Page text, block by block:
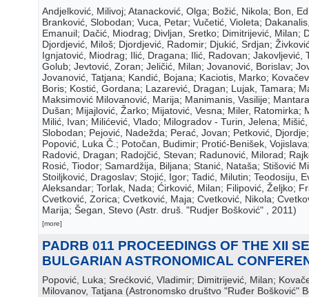
Andjelković, Milivoj; Atanacković, Olga; Božić, Nikola; Bon,
Branković, Slobodan; Vuca, Petar; Vučetić, Violeta;
Emanuil; Dačić, Miodrag; Divljan, Sretko; Dimitrijević, Milan;
Djordjević, Miloš; Djordjević, Radomir; Djukić, Srdjan;
Ignjatović, Miodrag; Ilić, Dragana; Ilić, Radovan; Jakovljević,
Golub; Jevtović, Zoran; Jeličić, Milan; Jovanović, Borislav;
Jovanović, Tatjana; Kandić, Bojana; Kaciotis, Marko;
Boris; Kostić, Gordana; Lazarević, Dragan; Lujak, Tamara;
Maksimović Milovanović, Marija; Manimanis, Vasilije;
Dušan; Mijajlović, Žarko; Mijatović, Vesna; Miler, Ratomirka;
Milić, Ivan; Milićević, Vlado; Milogradov - Turin, Jelena;
Slobodan; Pejović, Nadežda; Perać, Jovan; Petković,
Popović, Luka Č.; Potočan, Budimir; Protić-Benišek,
Radović, Dragan; Radojčić, Stevan; Radunović, Milorad;
Rosić, Tiodor; Samardžija, Biljana; Stanić, Nataša; Stišović
Stoiljković, Dragoslav; Stojić, Igor; Tadić, Milutin; Teodosiju,
Aleksandar; Torlak, Nada; Ćirković, Milan; Filipović, Željko;
Cvetković, Zorica; Cvetković, Maja; Cvetković, Nikola;
Marija; Šegan, Stevo (Astr. druš. "Rudjer Bošković" , 2011)
[more]
PADRB 011 PROCEEDINGS OF THE XII
BULGARIAN ASTRONOMICAL
Popović, Luka; Srećković, Vladimir; Dimitrijević, Milan;
Milovanov, Tatjana (Astronomsko društvo "Ruđer Bošković"